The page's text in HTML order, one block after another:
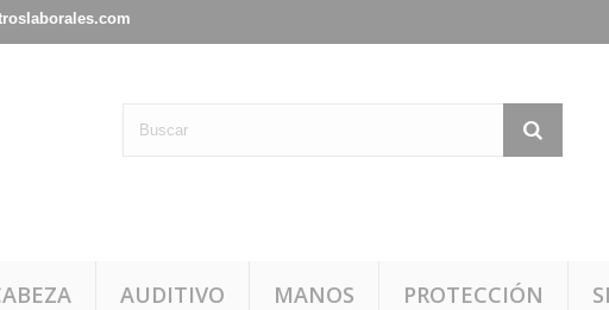
AUDITIVO MANOS PROTECCIÓN